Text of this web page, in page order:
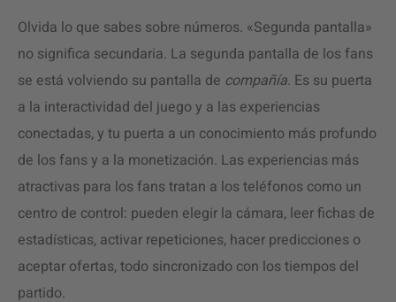
Olvida lo que sabes sobre números. «Segunda pantalla»
no significa secundaria. La segunda pantalla de los fans
se está volviendo su pantalla de compañía. Es su puerta
a la interactividad del juego y a las experiencias
conectadas, y tu puerta a un conocimiento más profundo
de los fans y a la monetización. Las experiencias más
atractivas para los fans tratan a los teléfonos como un
centro de control: pueden elegir la cámara, leer fichas de
estadísticas, activar repeticiones, hacer predicciones o
aceptar ofertas, todo sincronizado con los tiempos del
partido.